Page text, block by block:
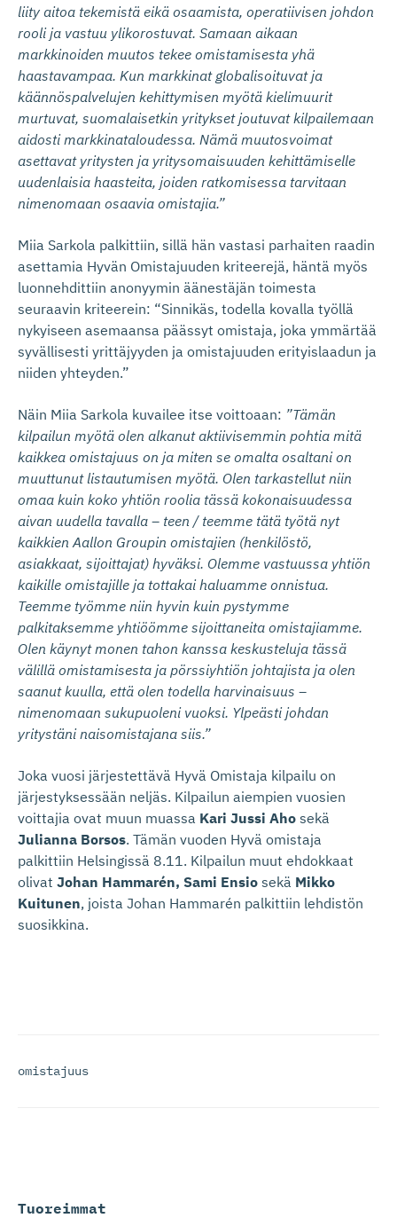
liity aitoa tekemistä eikä osaamista, operatiivisen johdon
rooli ja vastuu ylikorostuvat. Samaan aikaan
markkinoiden muutos tekee omistamisesta yhä
haastavampaa. Kun markkinat globalisoituvat ja
käännöspalvelujen kehittymisen myötä kielimuurit
murtuvat, suomalaisetkin yritykset joutuvat kilpailemaan
aidosti markkinataloudessa. Nämä muutosvoimat
asettavat yritysten ja yritysomaisuuden kehittämiselle
uudenlaisia haasteita, joiden ratkomisessa tarvitaan
nimenomaan osaavia omistajia.”
Miia Sarkola palkittiin, sillä hän vastasi parhaiten raadin
asettamia Hyvän Omistajuuden kriteerejä, häntä myös
luonnehdittiin anonyymin äänestäjän toimesta
seuraavin kriteerein: “Sinnikäs, todella kovalla työllä
nykyiseen asemaansa päässyt omistaja, joka ymmärtää
syvällisesti yrittäjyyden ja omistajuuden erityislaadun ja
niiden yhteyden.”
Näin Miia Sarkola kuvailee itse voittoaan: ”Tämän
kilpailun myötä olen alkanut aktiivisemmin pohtia mitä
kaikkea omistajuus on ja miten se omalta osaltani on
muuttunut listautumisen myötä. Olen tarkastellut niin
omaa kuin koko yhtiön roolia tässä kokonaisuudessa
aivan uudella tavalla – teen / teemme tätä työtä nyt
kaikkien Aallon Groupin omistajien (henkilöstö,
asiakkaat, sijoittajat) hyväksi. Olemme vastuussa yhtiön
kaikille omistajille ja tottakai haluamme onnistua.
Teemme työmme niin hyvin kuin pystymme
palkitaksemme yhtiöömme sijoittaneita omistajiamme.
Olen käynyt monen tahon kanssa keskusteluja tässä
välillä omistamisesta ja pörssiyhtiön johtajista ja olen
saanut kuulla, että olen todella harvinaisuus –
nimenomaan sukupuoleni vuoksi. Ylpeästi johdan
yritystäni naisomistajana siis.”
Joka vuosi järjestettävä Hyvä Omistaja kilpailu on
järjestyksessään neljäs. Kilpailun aiempien vuosien
voittajia ovat muun muassa Kari Jussi Aho sekä
Julianna Borsos. Tämän vuoden Hyvä omistaja
palkittiin Helsingissä 8.11. Kilpailun muut ehdokkaat
olivat Johan Hammarén, Sami Ensio sekä Mikko
Kuitunen, joista Johan Hammarén palkittiin lehdistön
suosikkina.
omistajuus
Tuoreimmat